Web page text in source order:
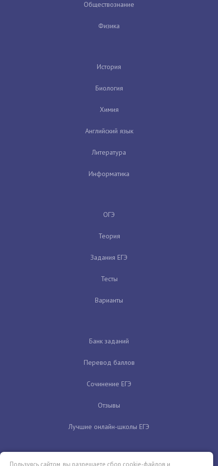
Обществознание
Физика
История
Биология
Химия
Английский язык
Литература
Информатика
ОГЭ
Теория
Задания ЕГЭ
Тесты
Варианты
Банк заданий
Перевод баллов
Сочинение ЕГЭ
Отзывы
Лучшие онлайн-школы ЕГЭ
Пользуясь сайтом, вы разрешаете сбор cookie-файлов и